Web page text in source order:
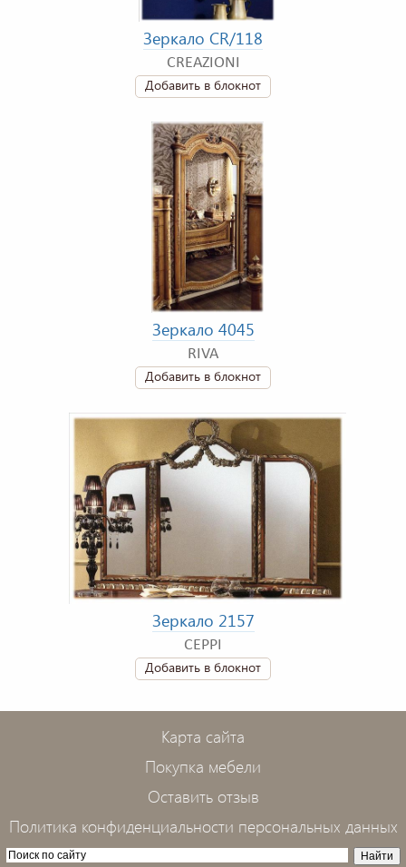
Зеркало CR/118
CREAZIONI
Добавить в блокнот
Зеркало 4045
RIVA
Добавить в блокнот
Зеркало 2157
CEPPI
Добавить в блокнот
Карта сайта
Покупка мебели
Оставить отзыв
Политика конфиденциальности персональных данных